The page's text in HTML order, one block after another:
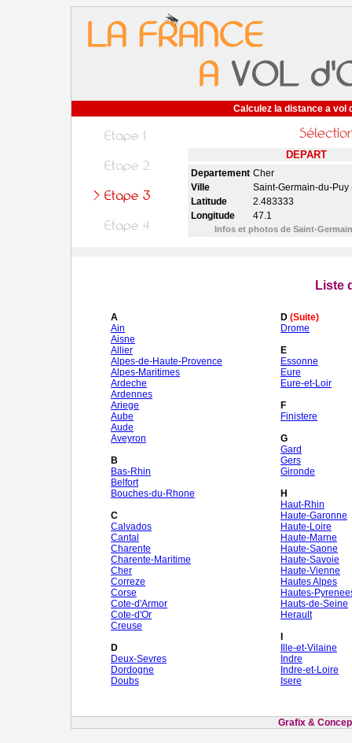
Calculez la distance a vol
DEPART
Departement Cher
Ville
Saint-Germain-du-Puy
Latitude
2.483333
Longitude
47.1
Infos et photos de Saint-
Liste
A
Ain
Aisne
Allier
Alpes-de-Haute-Provence
Alpes-Maritimes
Ardeche
Ardennes
Ariege
Aube
Aude
Aveyron
B
Bas-Rhin
Belfort
Bouches-du-Rhone
C
Calvados
Cantal
Charente
Charente-Maritime
Cher
Correze
Corse
Cote-d'Armor
Cote-d'Or
Creuse
D
Deux-Sevres
Dordogne
Doubs
D (Suite)
Drome
E
Essonne
Eure
Eure-et-Loir
F
Finistere
G
Gard
Gers
Gironde
H
Haut-Rhin
Haute-Garonne
Haute-Loire
Haute-Marne
Haute-Saone
Haute-Savoie
Haute-Vienne
Hautes Alpes
Hautes-
Hauts-de-Seine
Herault
Ille-et-Vilaine
Indre
Indre-et-Loire
Isere
Grafix &